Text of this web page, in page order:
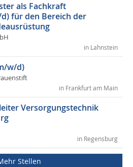
als Fachkraft
für den Bereich der
in Lahnstein
w/d)
in Frankfurt am Main
Versorgungstechnik
in Regensburg
Stellen